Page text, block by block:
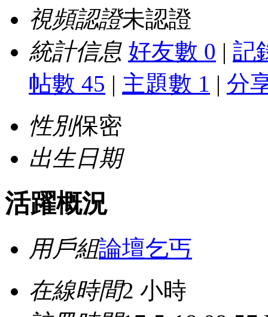
視頻認證未認證
統計信息 好友數 0 | 記
帖數 45 | 主題數 1 | 分
性別保密
出生日期
活躍概況
用戶組論壇乞丐
在線時間2 小時